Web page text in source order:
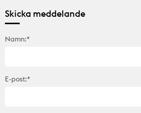
Skicka meddelande
Namn:*
E-post:*